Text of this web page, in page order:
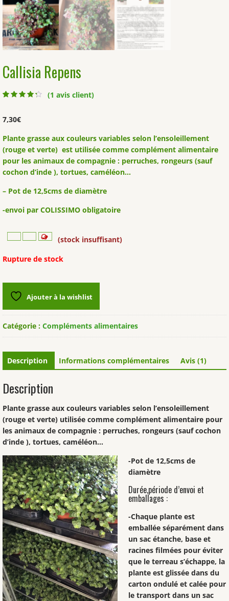
Callisia Repens
notation
(1 avis client)
7,30€
Plante grasse aux couleurs variables selon l’ensoleillement
(rouge et verte) est utilisée comme complément alimentaire
pour les animaux de compagnie : perruches, rongeurs (sauf
cochon d’inde ), tortues, caméléon…
– Pot de 12,5cms de diamètre
-envoi par COLISSIMO obligatoire
(stock insuffisant)
Rupture de stock
Ajouter à la wishlist
Catégorie : Compléments alimentaires
Description Informations complémentaires Avis (1)
Description
Plante grasse aux couleurs variables selon l’ensoleillement
(rouge et verte) utilisée comme complément alimentaire pour
les animaux de compagnie : perruches, rongeurs (sauf cochon
d’inde ), tortues, caméléon…
-Pot de 12,5cms de
diamètre
Durée,période d’envoi et
emballages :
-Chaque plante est
emballée séparément dans
un sac étanche, base et
racines filmées pour éviter
que le terreau s’échappe, la
plante est glissée dans du
carton ondulé et calée pour
le transport dans un sac